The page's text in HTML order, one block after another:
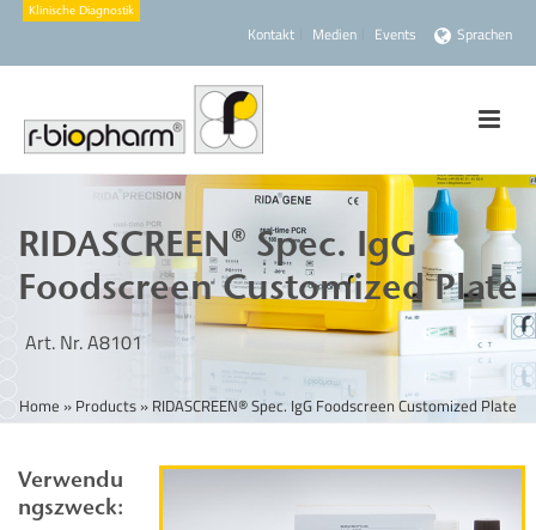
Kontakt Medien Events Sprachen
RIDASCREEN® Spec. IgG
Foodscreen Customized Plate
Art. Nr. A8101
Home » Products » RIDASCREEN® Spec. IgG Foodscreen Customized Plate
Verwendu
ngszweck: